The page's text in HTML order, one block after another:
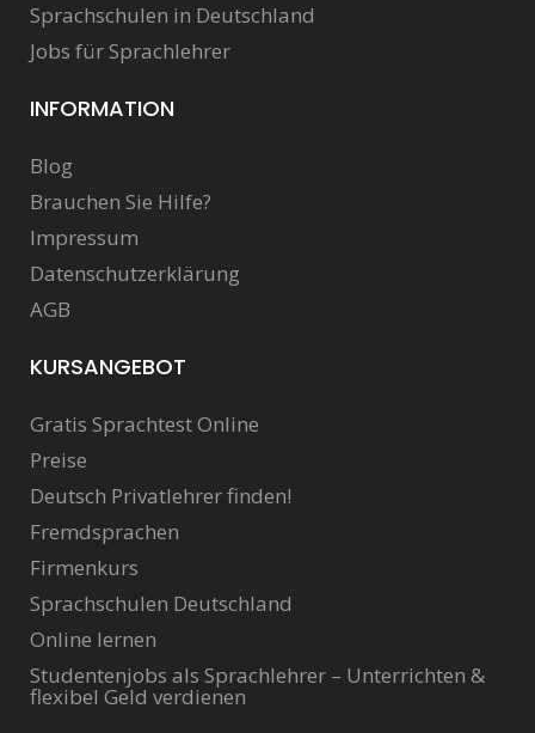
Sprachschulen in Deutschland
Jobs für Sprachlehrer
INFORMATION
Blog
Brauchen Sie Hilfe?
Impressum
Datenschutzerklärung
AGB
KURSANGEBOT
Gratis Sprachtest Online
Preise
Deutsch Privatlehrer finden!
Fremdsprachen
Firmenkurs
Sprachschulen Deutschland
Online lernen
Studentenjobs als Sprachlehrer – Unterrichten &
flexibel Geld verdienen